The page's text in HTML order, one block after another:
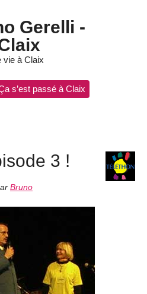
Gerelli -
vie à Claix
s’est passé à Claix
3 !
Bruno